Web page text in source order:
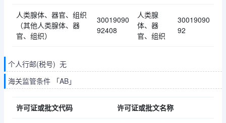
人类腺体、器官、组织
（其他人类腺体、器
官、组织）
30019090
92408
人类腺
体、器
官、组织
30019090
92
个人行邮(税号) 无
海关监管条件 「AB」
许可证或批文代码 许可证或批文名称